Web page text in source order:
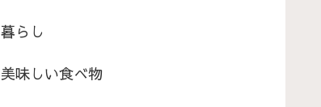
暮らし
美味しい食べ物